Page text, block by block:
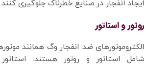
ایجاد انفجار در صنایع خطرناک جلوگیری کنند.
روتور و استاتور
الکتروموتورهای ضد انفجار وگ همانند
شامل استاتور و روتور هستند.